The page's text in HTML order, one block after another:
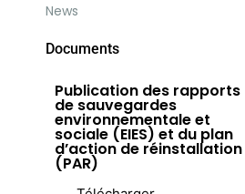
News
Documents
Publication des rapports
de sauvegardes
environnementale et
sociale (EIES) et du plan
d’action de réinstallation
(PAR)